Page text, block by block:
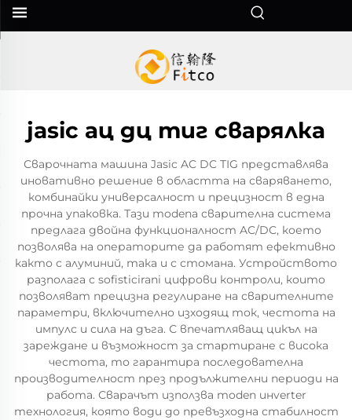
jasic ац дц тиг сварялка
Сварочната машина Jasic AC DC TIG представлява
иновативно решение в областта на сваряването,
комбинайки универсалност и прецизност в една
прочна упаковка. Тази modenа сварителна система
предлага двойна функционалност AC/DC, което
позволява на операторите да работят ефективно
както с алуминий, така и с стомана. Устройството
разполага с sofisticirani цифрови контроли, които
позволяват прецизна регулиране на сварителните
параметри, включително изходящ ток, честота на
импулс и сила на дъга. С впечатляващ цикъл на
зареждане и възможност за стартиране с висока
честота, то гарантира последователна
производителност през продължителни периоди на
работа. Сварачът използва moden инverter
технология, която води до превъзходна стабилност